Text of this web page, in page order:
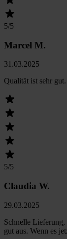
5/5
Marcel M.
31.03.2025
Qualität ist sehr gut.
5/5
Claudia W.
29.03.2025
Schnelle Lieferung,
gut aus. Wenn es